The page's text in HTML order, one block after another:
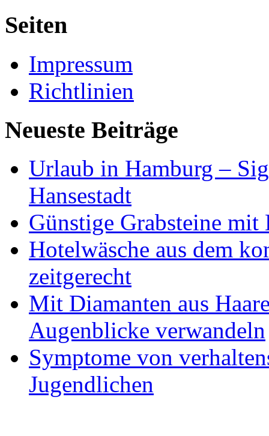
Seiten
Impressum
Richtlinien
Neueste Beiträge
Urlaub in Hamburg –
Hansestadt
Günstige Grabsteine mit
Hotelwäsche aus dem
zeitgerecht
Mit Diamanten aus
Augenblicke verwandeln
Symptome von
Jugendlichen